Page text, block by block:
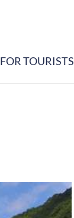
FOR TOURISTS